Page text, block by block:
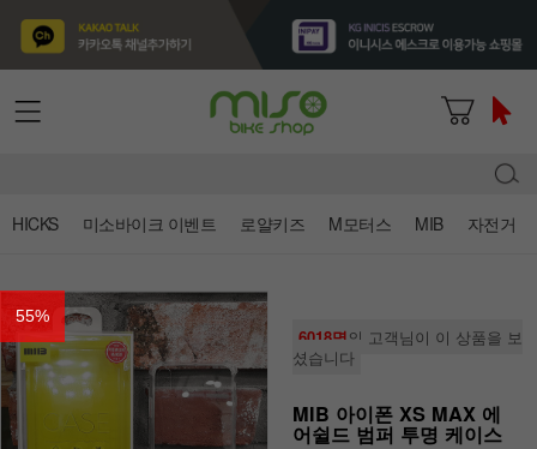
HICKS 미소바이크 이벤트 로얄키즈 M모터스 MIB 자전거
55%
6018명의 고객님이 이 상품을 보
셨습니다
MIB 아이폰 XS MAX 에
어쉴드 범퍼 투명 케이스